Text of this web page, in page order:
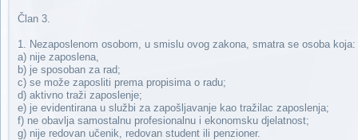
Član 3.
1. Nezaposlenom osobom, u smislu ovog zakona, smatra se osoba koja:
a) nije zaposlena,
b) je sposoban za rad;
c) se može zaposliti prema propisima o radu;
d) aktivno traži zaposlenje;
e) je evidentirana u službi za zapošljavanje kao tražilac zaposlenja;
f) ne obavlja samostalnu profesionalnu i ekonomsku djelatnost;
g) nije redovan učenik, redovan student ili penzioner.